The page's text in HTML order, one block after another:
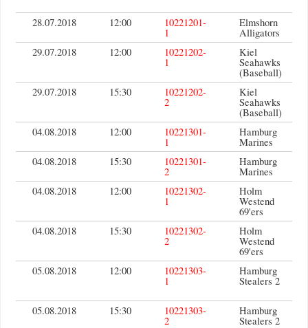
28.07.2018 12:00 10221201-
1
Elmshorn
Alligators
29.07.2018
12:00 10221202-
1
Kiel
Seahawks
(Baseball)
29.07.2018
15:30 10221202-
2
Kiel
Seahawks
(Baseball)
04.08.2018
12:00 10221301-
1
Hamburg
Marines
04.08.2018
15:30 10221301-
2
Hamburg
Marines
04.08.2018
12:00 10221302-
1
Holm
Westend
69'ers
04.08.2018
15:30 10221302-
2
Holm
Westend
69'ers
05.08.2018
12:00 10221303-
1
Hamburg
Stealers 2
05.08.2018 15:30 10221303-
2
Hamburg
Stealers 2